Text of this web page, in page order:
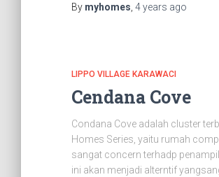
By myhomes 4 years ago
LIPPO VILLAGE KARAWACI
Cendana Cove
Condana Cove adalah cluster
Homes Series, yaitu rumah
sangat concern terhadp
ini akan menjadi alterntif